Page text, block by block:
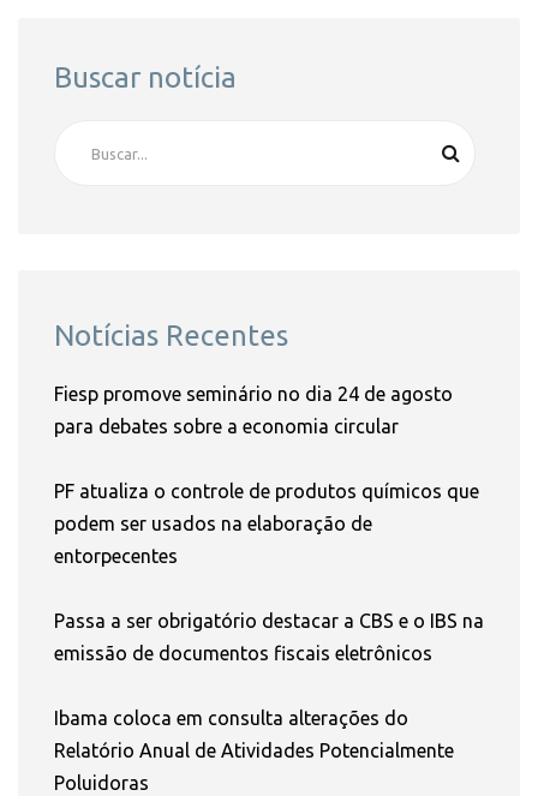
Buscar notícia
Notícias Recentes
Fiesp promove seminário no dia 24 de agosto
para debates sobre a economia circular
PF atualiza o controle de produtos químicos que
podem ser usados na elaboração de
entorpecentes
Passa a ser obrigatório destacar a CBS e o IBS na
emissão de documentos fiscais eletrônicos
Ibama coloca em consulta alterações do
Relatório Anual de Atividades Potencialmente
Poluidoras